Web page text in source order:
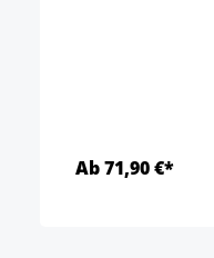
Ab 71,90 €*